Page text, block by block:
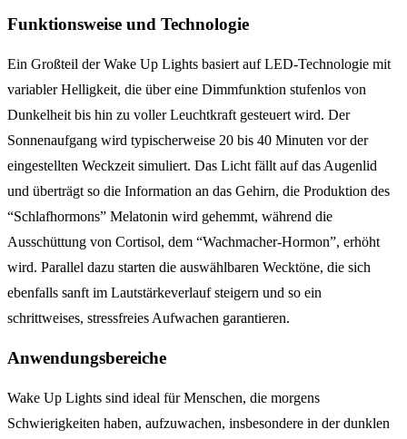
Funktionsweise und Technologie
Ein Großteil der Wake Up Lights basiert auf LED-Technologie mit
variabler Helligkeit, die über eine Dimmfunktion stufenlos von
Dunkelheit bis hin zu voller Leuchtkraft gesteuert wird. Der
Sonnenaufgang wird typischerweise 20 bis 40 Minuten vor der
eingestellten Weckzeit simuliert. Das Licht fällt auf das Augenlid
und überträgt so die Information an das Gehirn, die Produktion des
“Schlafhormons” Melatonin wird gehemmt, während die
Ausschüttung von Cortisol, dem “Wachmacher-Hormon”, erhöht
wird. Parallel dazu starten die auswählbaren Wecktöne, die sich
ebenfalls sanft im Lautstärkeverlauf steigern und so ein
schrittweises, stressfreies Aufwachen garantieren.
Anwendungsbereiche
Wake Up Lights sind ideal für Menschen, die morgens
Schwierigkeiten haben, aufzuwachen, insbesondere in der dunklen